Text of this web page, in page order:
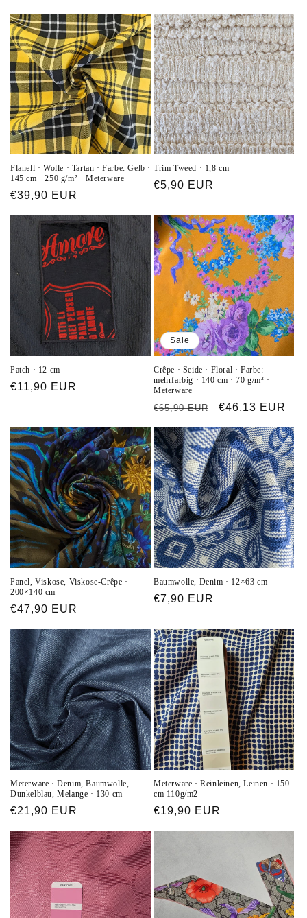
Flanell · Wolle · Tartan · Farbe: Gelb ·
145 cm · 250 g/m² · Meterware
Normaler
€39,90 EUR
Trim Tweed · 1,8 cm
Normaler
€5,90 EUR
Patch · 12 cm
Normaler
€11,90 EUR
Sale
Crêpe · Seide · Floral · Farbe:
mehrfarbig · 140 cm · 70 g/m² ·
Meterware
Normaler
€65,90 EUR Verkaufspreis
€46,13 EUR
Panel, Viskose, Viskose-Crêpe ·
200×140 cm
Normaler
€47,90 EUR
Baumwolle, Denim · 12×63 cm
Normaler
€7,90 EUR
Meterware · Denim, Baumwolle,
Dunkelblau, Melange · 130 cm
Normaler
€21,90 EUR
Meterware · Reinleinen, Leinen · 150
cm 110g/m2
Normaler
€19,90 EUR